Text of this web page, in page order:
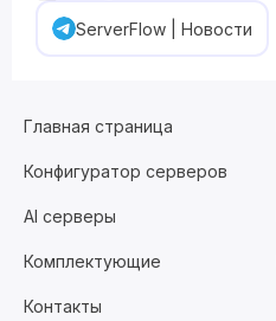
ServerFlow | Новости
Главная страница
Конфигуратор серверов
AI серверы
Комплектующие
Контакты